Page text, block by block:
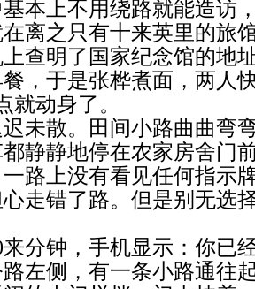
本上不用绕路就能造访
离之只有十来英里的旅
明了国家纪念馆的地
，于是张桦煮面，两人
就动身了。
散。田间小路曲曲弯
静静地停在农家房舍门
路上没有看见任何指示
走错了路。但是别无选
钟，手机显示：你已
左侧，有一条小路通往